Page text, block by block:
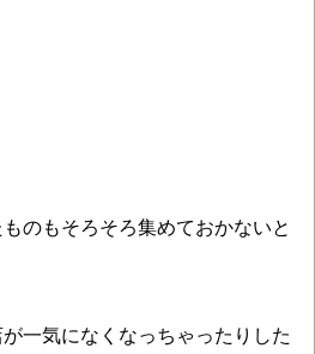
のもそろそろ集めておかないと
一気になくなっちゃったりした